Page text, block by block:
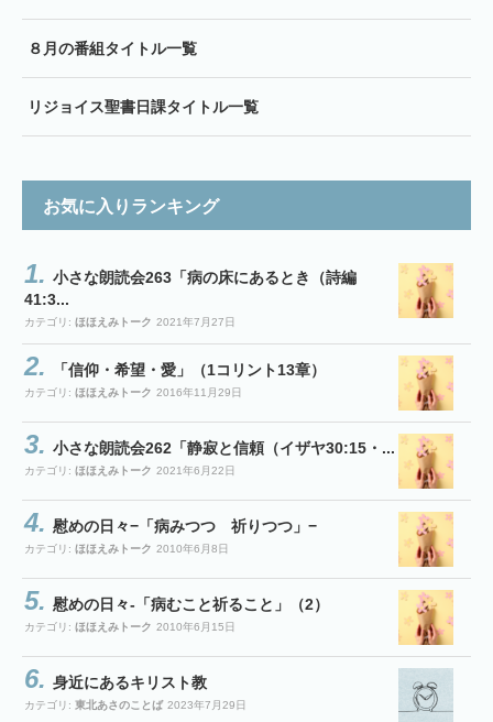
８月の番組タイトル一覧
リジョイス聖書日課タイトル一覧
お気に入りランキング
小さな朗読会263「病の床にあるとき（詩編
41:3...
カテゴリ: ほほえみトーク 2021年7月27日
「信仰・希望・愛」（1コリント13章）
カテゴリ: ほほえみトーク 2016年11月29日
小さな朗読会262「静寂と信頼（イザヤ30:15・...
カテゴリ: ほほえみトーク 2021年6月22日
慰めの日々−「病みつつ 祈りつつ」−
カテゴリ: ほほえみトーク 2010年6月8日
慰めの日々-「病むこと祈ること」（2）
カテゴリ: ほほえみトーク 2010年6月15日
身近にあるキリスト教
カテゴリ: 東北あさのことば 2023年7月29日